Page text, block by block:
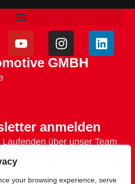
your browsing experience, serve
GMBH
anmelden
über unser Team